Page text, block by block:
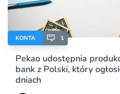
KONTA 1
Pekao udostępnia
bank z Polski, który
dniach